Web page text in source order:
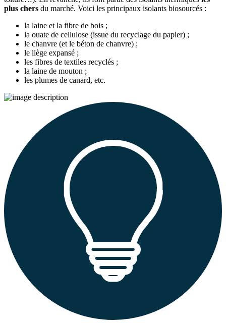
plus chers du marché. Voici les principaux isolants biosourcés :
la laine et la fibre de bois ;
la ouate de cellulose (issue du recyclage du papier) ;
le chanvre (et le béton de chanvre) ;
le liège expansé ;
les fibres de textiles recyclés ;
la laine de mouton ;
les plumes de canard, etc.